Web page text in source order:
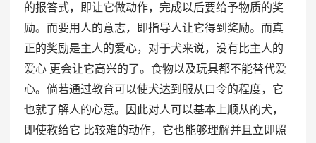
的报答式，即让它做动作，完成以后要给予物质的奖
励。而要用人的意志，即指导人让它得到奖励。而真
正的奖励是主人的爱心，对于犬来说，没有比主人的
爱心 更会让它高兴的了。食物以及玩具都不能替代爱
心。倘若通过教育可以使犬达到服从口令的程度，它
也就了解人的心意。因此对人可以基本上顺从的犬，
即使教给它 比较难的动作，它也能够理解并且立即照